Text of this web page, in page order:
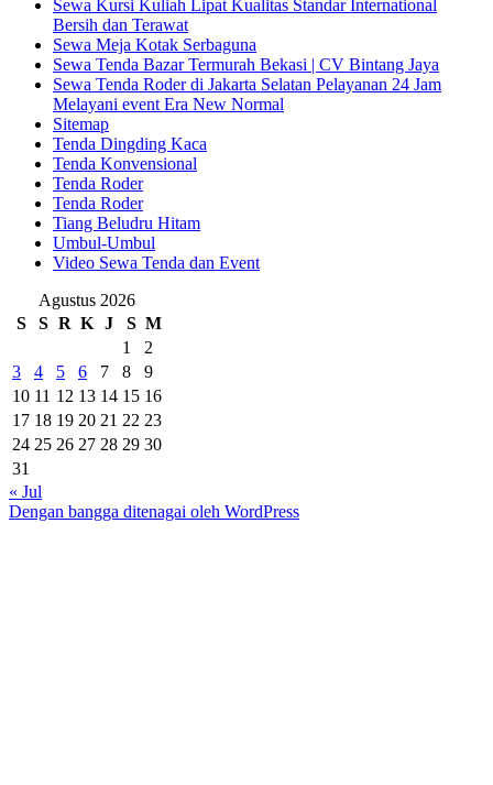
Sewa Kursi Kuliah Lipat Kualitas Standar International
Bersih dan Terawat
Sewa Meja Kotak Serbaguna
Sewa Tenda Bazar Termurah Bekasi | CV Bintang Jaya
Sewa Tenda Roder di Jakarta Selatan Pelayanan 24 Jam
Melayani event Era New Normal
Sitemap
Tenda Dingding Kaca
Tenda Konvensional
Tenda Roder
Tenda Roder
Tiang Beludru Hitam
Umbul-Umbul
Video Sewa Tenda dan Event
Agustus 2026
S
S R K J S M
1
2
3
4 5 6 7 8
9
10 11 12 13 14 15 16
17 18 19 20 21 22 23
24 25 26 27 28 29 30
31
« Jul
Dengan bangga ditenagai oleh WordPress